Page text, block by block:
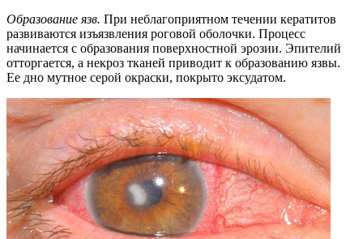
Образование язв. При неблагоприятном течении кератитов
развиваются изъязвления роговой оболочки. Процесс
начинается с образования поверхностной эрозии. Эпителий
отторгается, а некроз тканей приводит к образованию язвы.
Ее дно мутное серой окраски, покрыто эксудатом.